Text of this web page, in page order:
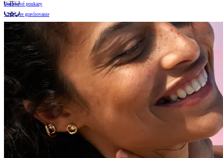
Darčekové poukazy
Vzory pre gravírovanie